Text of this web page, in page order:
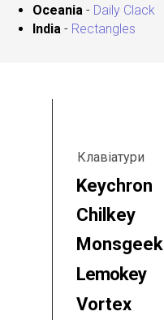
Oceania - Daily Clack
India - Rectangles
Клавіатури
Keychron
Chilkey
Vortex
Monsgeek
Lemokey